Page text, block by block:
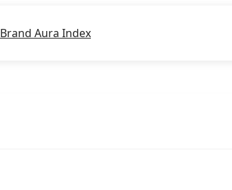
Brand Aura Index